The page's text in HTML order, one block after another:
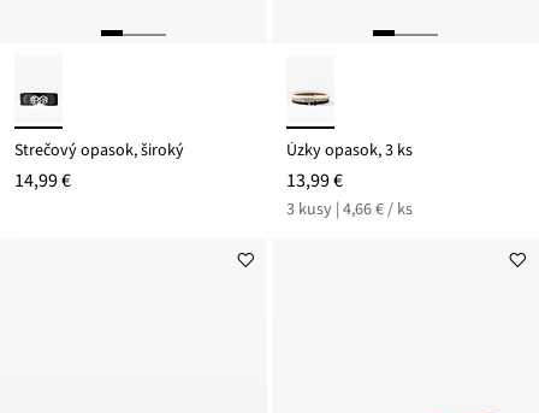
Strečový opasok, široký
14,99 €
Úzky opasok, 3 ks
13,99 €
3 kusy | 4,66 € / ks